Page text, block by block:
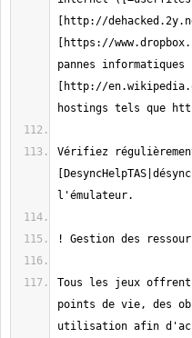
[http://
[https://
pannes
[http://
Vérifiez
Tous les jeux
points de vie, des
utilisation afin